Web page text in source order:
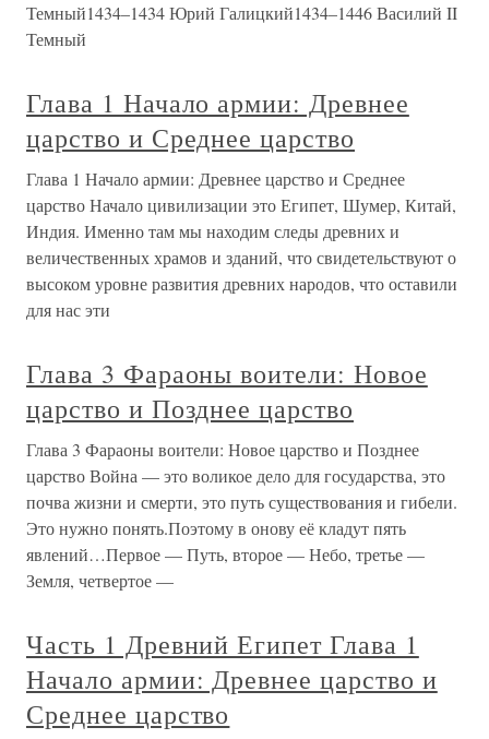
Темный1434–1434 Юрий Галицкий1434–1446 Василий II
Темный
Глава 1 Начало армии: Древнее
царство и Среднее царство
Глава 1 Начало армии: Древнее царство и Среднее
царство Начало цивилизации это Египет, Шумер, Китай,
Индия. Именно там мы находим следы древних и
величественных храмов и зданий, что свидетельствуют о
высоком уровне развития древних народов, что оставили
для нас эти
Глава 3 Фараоны воители: Новое
царство и Позднее царство
Глава 3 Фараоны воители: Новое царство и Позднее
царство Война — это воликое дело для государства, это
почва жизни и смерти, это путь существования и гибели.
Это нужно понять.Поэтому в онову её кладут пять
явлений…Первое — Путь, второе — Небо, третье —
Земля, четвертое —
Часть 1 Древний Египет Глава 1
Начало армии: Древнее царство и
Среднее царство